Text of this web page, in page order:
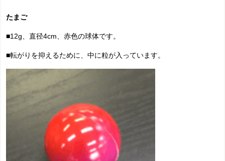
たまご
■12g、直径4cm、赤色の球体です。
■転がりを抑えるために、中に粒が入っています。